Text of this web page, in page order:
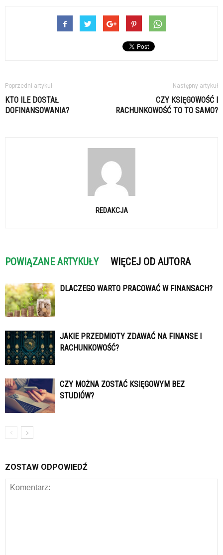
Poprzedni artykuł
KTO ILE DOSTAŁ
DOFINANSOWANIA?
Następny artykuł
CZY KSIĘGOWOŚĆ I
RACHUNKOWOŚĆ TO TO SAMO?
REDAKCJA
POWIĄZANE ARTYKUŁY WIĘCEJ OD AUTORA
DLACZEGO WARTO PRACOWAĆ W FINANSACH?
JAKIE PRZEDMIOTY ZDAWAĆ NA FINANSE I
RACHUNKOWOŚĆ?
CZY MOŻNA ZOSTAĆ KSIĘGOWYM BEZ
STUDIÓW?
ZOSTAW ODPOWIEDŹ